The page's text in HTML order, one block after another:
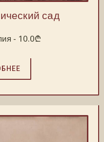
сад
- 10.0₾